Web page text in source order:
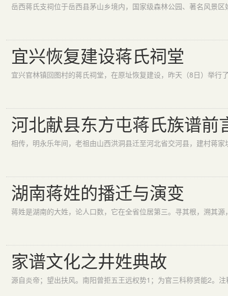
宜兴恢复建设蒋氏祠堂
河北献县东方屯蒋氏族谱前
湖南蒋姓的播迁与演变
家谱文化之井姓典故